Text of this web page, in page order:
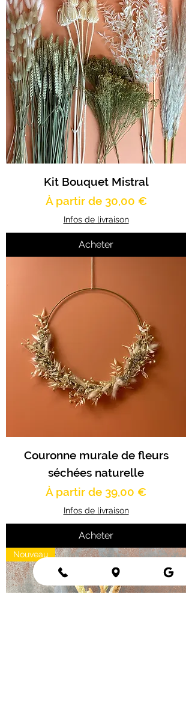
Kit Bouquet Mistral
À partir de 30,00 €
Prix promotionnel
Infos de livraison
Acheter
Couronne murale de fleurs
séchées naturelle
À partir de 39,00 €
Prix promotionnel
Infos de livraison
Acheter
Nouveau